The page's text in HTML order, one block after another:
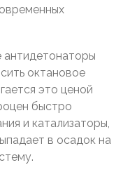
антидетонаторы
октановое
это ценой
быстро
и катализаторы,
в осадок на